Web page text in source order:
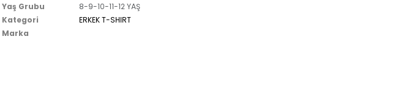
Yaş Grubu
8-9-10-11-12 YAŞ
Kategori
ERKEK T-SHIRT
Marka